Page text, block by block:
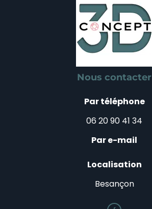
Nous contacter
Par téléphone
06 20 90 41 34
Par e-mail
Localisation
Besançon